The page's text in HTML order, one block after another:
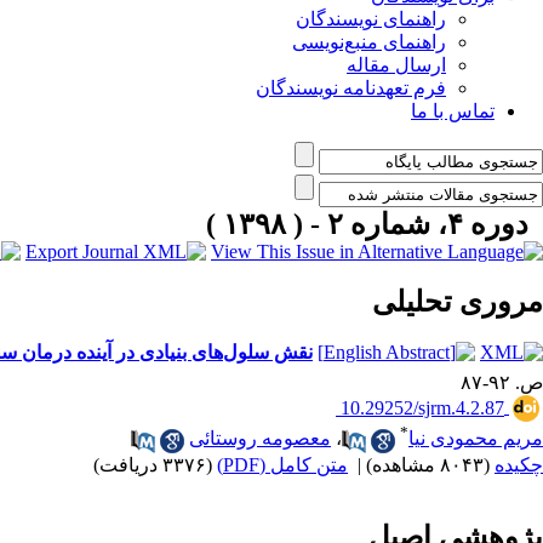
راهنمای نویسندگان
راهنمای منبع‌نویسی
ارسال مقاله
فرم تعهدنامه نویسندگان
تماس با ما
دوره ۴، شماره ۲ - ( ۱۳۹۸ )
مروری تحليلی
نقش سلول‌های بنیادی در آینده درمان
ص. ۹۲-۸۷
‎ 10.29252/sjrm.4.2.87
مریم محمودی نیا* ، معصومه روستائی
چکیده (۸۰۴۳ مشاهده) | متن کامل (PDF) (۳۳۷۶ دریافت)
پژوهشی اصيل